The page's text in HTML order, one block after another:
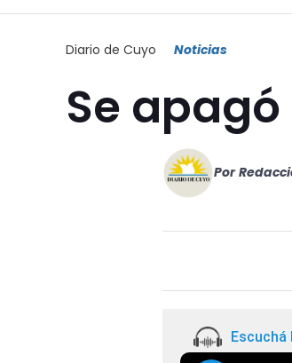
Diario de Cuyo Noticias
Se
Por